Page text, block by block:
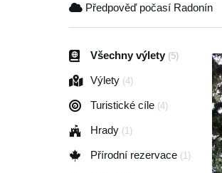
Předpověď počasí Radonín
Všechny výlety (5)
Výlety (4)
Turistické cíle (4)
Hrady (1)
Přírodní rezervace (1)